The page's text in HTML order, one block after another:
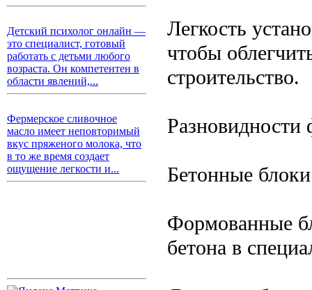
Детский психолог онлайн —
это специалист, готовый
работать с детьми любого
возраста. Он компетентен в
области явлений,...
Фермерское сливочное
масло имеет неповторимый
вкус пряженого молока, что
в то же время создает
ощущение легкости и...
Легкость
чтобы
строительство.
Разновидности
Бетонные
Формованные
бетона в